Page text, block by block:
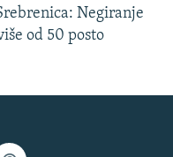
Negiranje
od 50 posto